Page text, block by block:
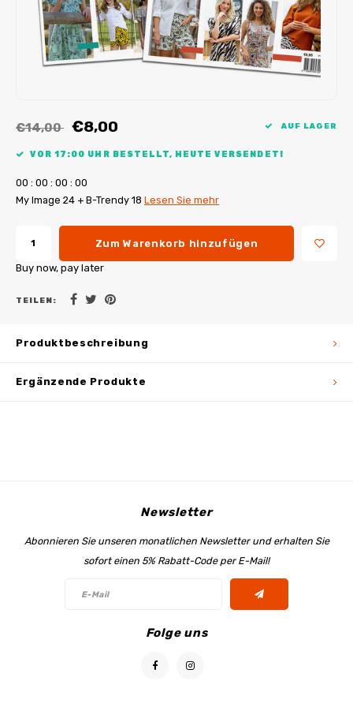
My Image Tutorials
My Image Korrekturen
B-Trendy Korrekturen
Applikationen
Freebooks
Ebook Plotservice
€14,00 €8,00 AUF LAGER
VOR 17:00 UHR BESTELLT, HEUTE VERSENDET!
00 : 00 : 00 : 00
My Image 24 + B-Trendy 18 Lesen Sie mehr
Zum Warenkorb hinzufügen
Buy now, pay later
TEILEN:
Produktbeschreibung
Ergänzende Produkte
Newsletter
Abonnieren Sie unseren monatlichen Newsletter und erhalten Sie
sofort einen 5% Rabatt-Code per E-Mail!
Folge uns